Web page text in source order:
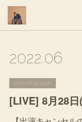
2022.06
2022.06.25 14:18